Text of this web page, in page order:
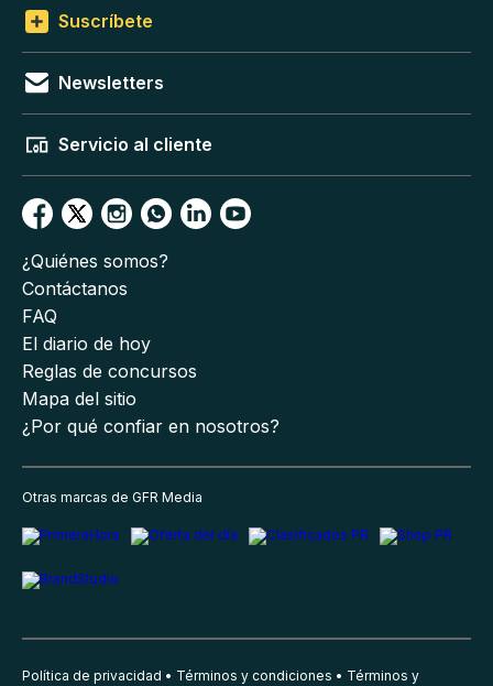
Suscríbete
Newsletters
Servicio al cliente
¿Quiénes somos?
Contáctanos
FAQ
El diario de hoy
Reglas de concursos
Mapa del sitio
¿Por qué confiar en nosotros?
Otras marcas de GFR Media
Política de privacidad Términos y condiciones Términos y